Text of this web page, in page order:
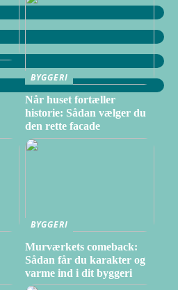
BYGGERI
Når huset fortæller
historie: Sådan vælger du
den rette facade
BYGGERI
Murværkets comeback:
Sådan får du karakter og
varme ind i dit byggeri